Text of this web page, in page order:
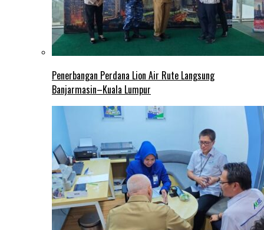
Penerbangan Perdana Lion Air Rute Langsung
Banjarmasin–Kuala Lumpur